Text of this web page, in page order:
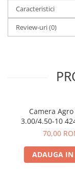
Caracteristici
Review-uri(0)
Camera Agro
3.00/4.50-10
Moto (25/
70,00
ADAUGA IN